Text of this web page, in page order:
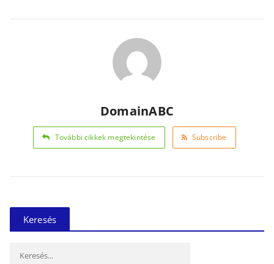
DomainABC
További cikkek megtekintése Subscribe
Keresés